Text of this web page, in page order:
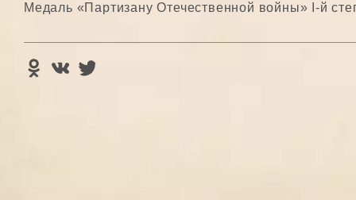
Медаль «Партизану Отечественной войны» I-й